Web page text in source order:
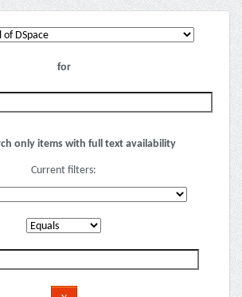
for
only items with full text availability
Current filters: